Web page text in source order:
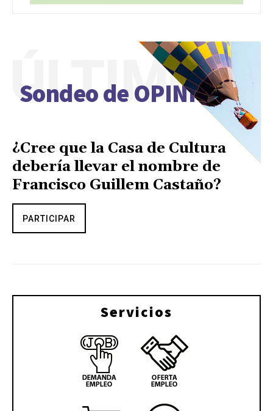
Sondeo de OPINIÓN
ÚLTIMO
¿Cree que la Casa de Cultura
debería llevar el nombre de
Francisco Guillem Castaño?
PARTICIPAR
Servicios